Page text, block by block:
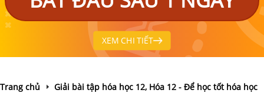
XEM CHI TIẾT
Trang chủ
Giải bài tập hóa học 12, Hóa 12 - Để học tốt hóa học